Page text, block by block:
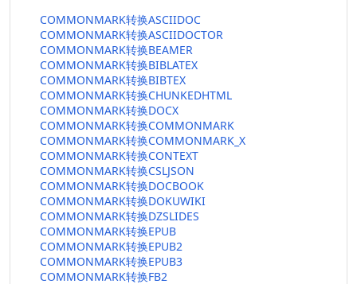
COMMONMARK转换ASCIIDOC
COMMONMARK转换ASCIIDOCTOR
COMMONMARK转换BEAMER
COMMONMARK转换BIBLATEX
COMMONMARK转换BIBTEX
COMMONMARK转换CHUNKEDHTML
COMMONMARK转换DOCX
COMMONMARK转换COMMONMARK
COMMONMARK转换COMMONMARK_X
COMMONMARK转换CONTEXT
COMMONMARK转换CSLJSON
COMMONMARK转换DOCBOOK
COMMONMARK转换DOKUWIKI
COMMONMARK转换DZSLIDES
COMMONMARK转换EPUB
COMMONMARK转换EPUB2
COMMONMARK转换EPUB3
COMMONMARK转换FB2